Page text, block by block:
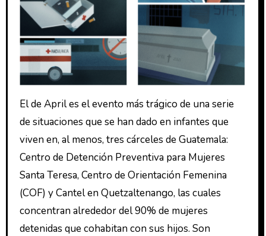
El de April es el evento más trágico de una serie
de situaciones que se han dado en infantes que
viven en, al menos, tres cárceles de Guatemala:
Centro de Detención Preventiva para Mujeres
Santa Teresa, Centro de Orientación Femenina
(COF) y Cantel en Quetzaltenango, las cuales
concentran alrededor del 90% de mujeres
detenidas que cohabitan con sus hijos. Son